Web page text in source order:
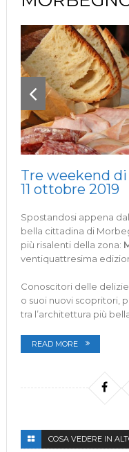
Tre weekend
11 ottobre 2019
Spostandosi appena
bella cittadina di
più risalenti della zona:
ventiquattresima
Conoscitori delle
o suoi nuovi scopritori,
tra l’architettura più
READ MORE
COSA VEDERE IN